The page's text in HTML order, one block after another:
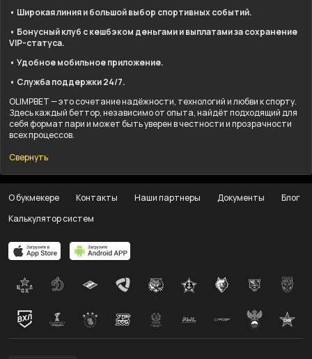
• Широкая линия и большой выбор спортивных событий.
• Бонусный клуб с кешбэком деньгами и выплатами за сохранение
VIP-статуса.
• Удобное мобильное приложение.
• Служба поддержки 24/7.
OLIMPBET — это сочетание надёжности, технологий и любви к спорту.
Здесь каждый беттор, независимо от опыта, найдёт подходящий для
себя формат пари и может быть уверен в честности и прозрачности
всех процессов.
Свернуть
О букмекере Контакты Наши партнеры Документы
Блог
Калькулятор систем